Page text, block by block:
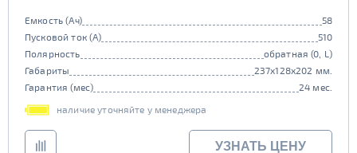
Емкость (Ач)
58
Пусковой ток (А)
510
Полярность
обратная (0, L)
Габариты
237x128x202 мм.
Гарантия (мес)
24 мес.
наличие уточняйте у менеджера
УЗНАТЬ ЦЕНУ